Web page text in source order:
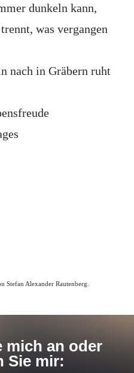
dunkeln kann,
was vergangen
nach in Gräbern ruht
Stefan Alexander Rautenberg.
mich an oder
Sie mir: